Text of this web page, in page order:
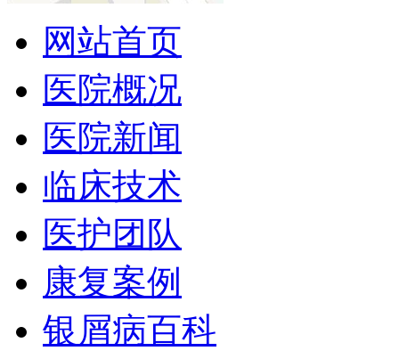
网站首页
医院概况
医院新闻
临床技术
医护团队
康复案例
银屑病百科